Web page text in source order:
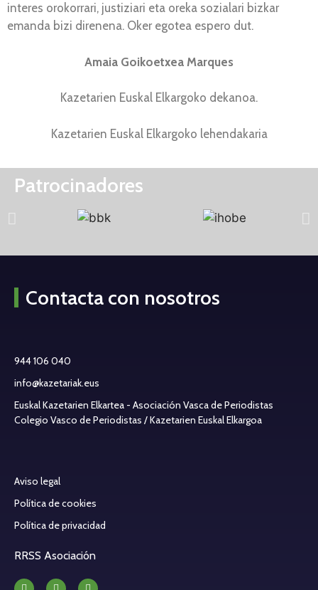
interes orokorrari, justiziari eta oreka sozialari bizkar
emanda bizi direnena. Oker egotea espero dut.
Amaia Goikoetxea Marques
Kazetarien Euskal Elkargoko dekanoa.
Kazetarien Euskal Elkargoko lehendakaria
Patrocinadores
Contacta con nosotros
944 106 040
info@kazetariak.eus
Euskal Kazetarien Elkartea - Asociación Vasca de Periodistas
Colegio Vasco de Periodistas / Kazetarien Euskal Elkargoa
Aviso legal
Política de cookies
Política de privacidad
RRSS Asociación